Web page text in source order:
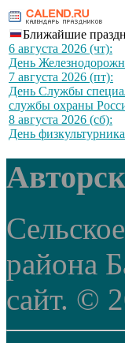
Ближайшие
6 августа 2026 (чт):
День
7 августа 2026 (пт):
День Службы
службы охраны
8 августа 2026 (сб):
День
района
сайт. ©